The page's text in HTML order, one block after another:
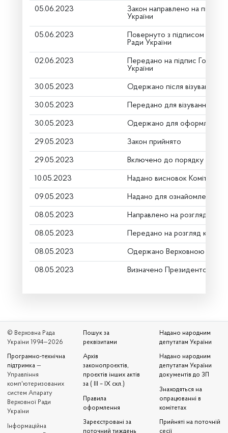
05.06.2023
Закон направлено на підпис
України
05.06.2023
Повернуто з підписом
Ради України
02.06.2023
Передано на підпис Голові
України
30.05.2023 Одержано після візування
30.05.2023 Передано для візування в
30.05.2023 Одержано для оформлення
29.05.2023 Закон прийнято
29.05.2023 Включено до порядку
10.05.2023 Надано висновок Комітету
09.05.2023 Надано для ознайомлення
08.05.2023 Направлено на розгляд
08.05.2023 Передано на розгляд
08.05.2023 Одержано Верховною Радою
08.05.2023 Визначено Президентом як
© Верховна Рада
України 1994—2026
Програмно-технічна
підтримка —
Управління
комп'ютеризованих
систем Апарату
Верховної Ради
України
Iнформаційна
Пошук за
реквізитами
Архів
законопроєктів,
проєктів інших актів
за ( III – IX скл.)
Правила
оформлення
Зареєстровані за
поточний тиждень
Надано народним
депутатам України
Надано народним
депутатам України
документів до ЗП
Знаходяться на
опрацюванні в
комітетах
Прийняті на поточній
сесії